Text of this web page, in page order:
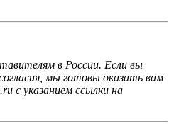
в России. Если вы
мы готовы оказать вам
с указанием ссылки на